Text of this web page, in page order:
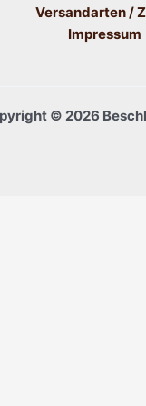
Versandarten /
Impressum
© 2026